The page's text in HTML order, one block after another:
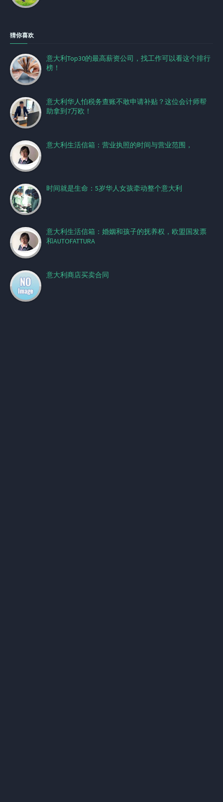
猜你喜欢
意大利Top30的最高薪资公司，找工作可以看这个排行
榜！
意大利华人怕税务查账不敢申请补贴？这位会计师帮
助拿到7万欧！
意大利生活信箱：营业执照的时间与营业范围，
时间就是生命：5岁华人女孩牵动整个意大利
意大利生活信箱：婚姻和孩子的抚养权，欧盟国发票
和AUTOFATTURA
意大利商店买卖合同